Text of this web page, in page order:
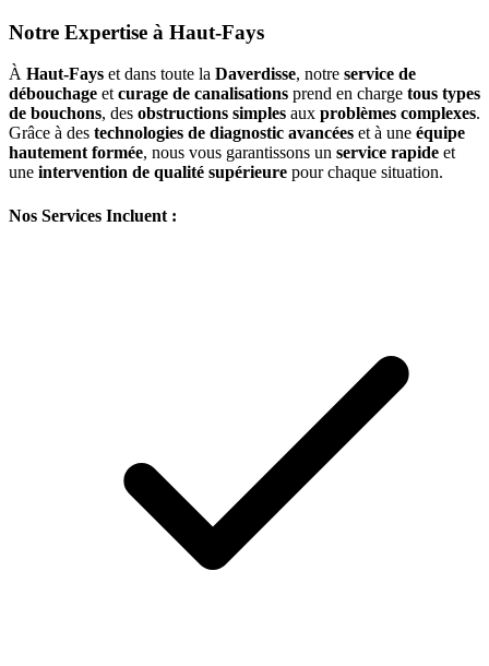
Notre Expertise à Haut-Fays
À Haut-Fays et dans toute la Daverdisse, notre service de
débouchage et curage de canalisations prend en charge tous types
de bouchons, des obstructions simples aux problèmes complexes.
Grâce à des technologies de diagnostic avancées et à une équipe
hautement formée, nous vous garantissons un service rapide et
une intervention de qualité supérieure pour chaque situation.
Nos Services Incluent :